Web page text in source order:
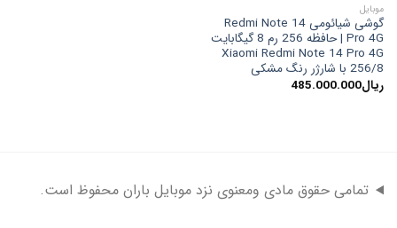
موبایل
گوشی شیائومی Redmi Note 14
Pro 4G | حافظه 256 رم 8 گیگابایت
Xiaomi Redmi Note 14 Pro 4G
256/8 با شارژر رنگ مشکی
ریال485.000.000
تمامی حقوق مادی ومعنوی نزد موبایل باران محفوظ است.